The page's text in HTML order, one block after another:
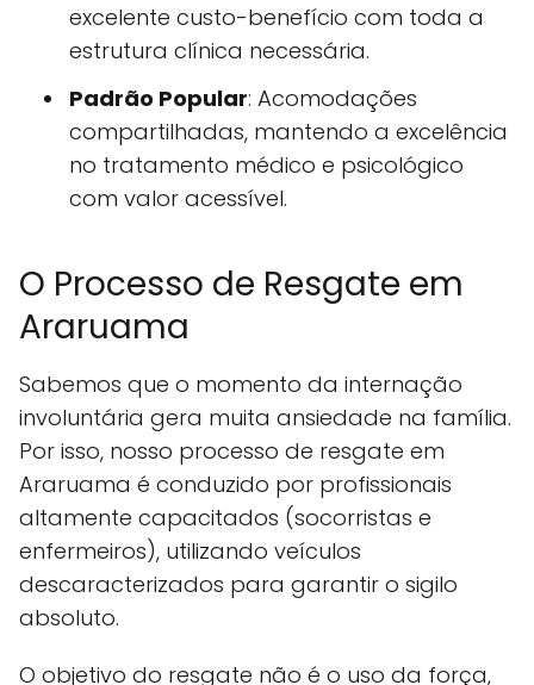
excelente custo-benefício com toda a
estrutura clínica necessária.
Padrão Popular: Acomodações
compartilhadas, mantendo a excelência
no tratamento médico e psicológico
com valor acessível.
O Processo de Resgate em
Araruama
Sabemos que o momento da internação
involuntária gera muita ansiedade na família.
Por isso, nosso processo de resgate em
Araruama é conduzido por profissionais
altamente capacitados (socorristas e
enfermeiros), utilizando veículos
descaracterizados para garantir o sigilo
absoluto.
O objetivo do resgate não é o uso da força,